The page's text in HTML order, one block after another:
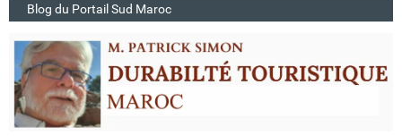
Blog du Portail Sud Maroc